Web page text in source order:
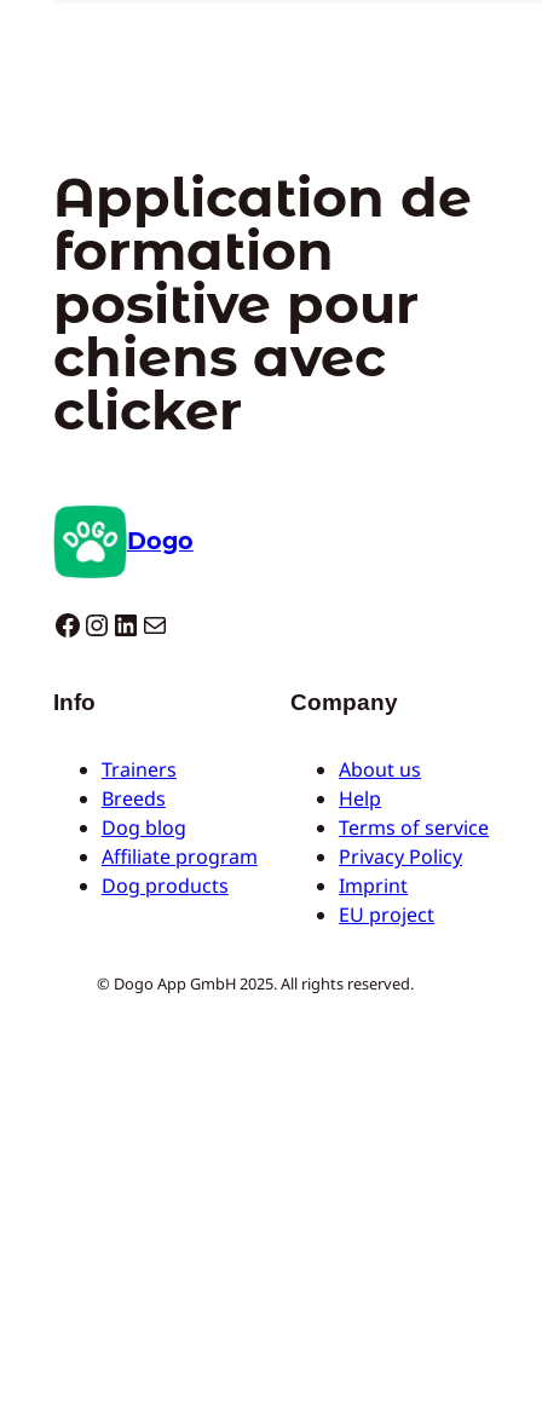
Application de
formation
positive pour
chiens avec
clicker
Dogo
Dogo facebook InstagramLinkedIn E-mail
Info
Trainers
Breeds
Dog blog
Affiliate program
Dog products
Company
About us
Help
Terms of service
Privacy Policy
Imprint
EU project
© Dogo App GmbH 2025. All rights reserved.